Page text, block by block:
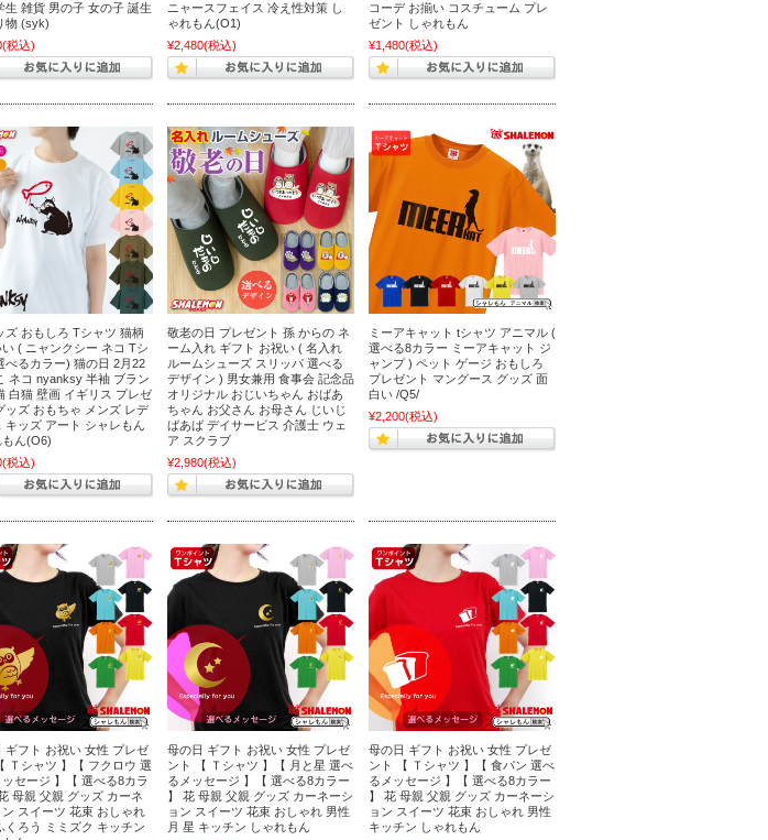
生 雑貨 男の子 女の子 誕生
物 (syk)
(税込)
ニャースフェイス 冷え性対策 し
ゃれもん(O1)
¥2,480(税込)
コーデ お揃い コスチューム プレ
ゼント しゃれもん
¥1,480(税込)
ズ おもしろ Tシャツ 猫柄
( ニャンクシー ネコ Tシ
べるカラー) 猫の日 2月22
ネコ nyanksy 半袖 ブラン
白猫 壁画 イギリス プレゼ
ッズ おもちゃ メンズ レデ
キッズ アート シャレもん
もん(O6)
(税込)
敬老の日 プレゼント 孫 からの ネ
ーム入れ ギフト お祝い ( 名入れ
ルームシューズ スリッパ 選べる
デザイン ) 男女兼用 食事会 記念品
オリジナル おじいちゃん おばあ
ちゃん お父さん お母さん じいじ
ばあば デイサービス 介護士 ウェ
ア スクラブ
¥2,980(税込)
ミーアキャット tシャツ アニマル (
選べる8カラー ミーアキャット ジ
ャンプ ) ペット ゲージ おもしろ
プレゼント マングース グッズ 面
白い /Q5/
¥2,200(税込)
ギフト お祝い 女性 プレゼ
Ｔシャツ 】【 フクロウ 選
セージ 】【 選べる8カラ
母親 父親 グッズ カーネ
ン スイーツ 花束 おしゃれ
くろう ミミズク キッチン
母の日 ギフト お祝い 女性 プレゼ
ント 【 Ｔシャツ 】【 月と星 選べ
るメッセージ 】【 選べる8カラー
】 花 母親 父親 グッズ カーネーシ
ョン スイーツ 花束 おしゃれ 男性
月 星 キッチン しゃれもん
母の日 ギフト お祝い 女性 プレゼ
ント 【 Ｔシャツ 】【 食パン 選べ
るメッセージ 】【 選べる8カラー
】 花 母親 父親 グッズ カーネーシ
ョン スイーツ 花束 おしゃれ 男性
キッチン しゃれもん